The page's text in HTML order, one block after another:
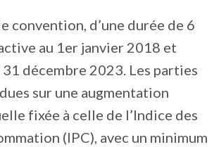
convention, d’une durée de 6
au 1er janvier 2018 et
décembre 2023. Les parties
sur une augmentation
fixée à celle de l’Indice des
(IPC), avec un minimum